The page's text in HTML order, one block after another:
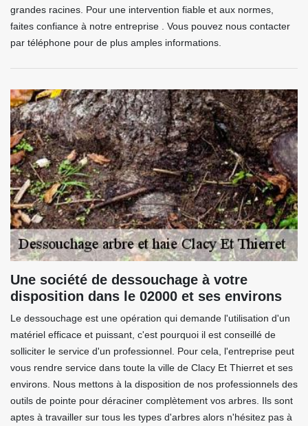
grandes racines. Pour une intervention fiable et aux normes,
faites confiance à notre entreprise . Vous pouvez nous contacter
par téléphone pour de plus amples informations.
Une société de dessouchage à votre
disposition dans le 02000 et ses environs
Le dessouchage est une opération qui demande l'utilisation d'un
matériel efficace et puissant, c'est pourquoi il est conseillé de
solliciter le service d'un professionnel. Pour cela, l'entreprise peut
vous rendre service dans toute la ville de Clacy Et Thierret et ses
environs. Nous mettons à la disposition de nos professionnels des
outils de pointe pour déraciner complètement vos arbres. Ils sont
aptes à travailler sur tous les types d'arbres alors n'hésitez pas à